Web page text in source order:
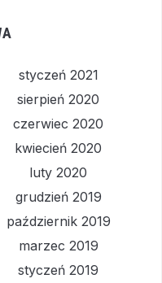
styczeń 2021
sierpień 2020
czerwiec 2020
kwiecień 2020
luty 2020
grudzień 2019
październik 2019
marzec 2019
styczeń 2019